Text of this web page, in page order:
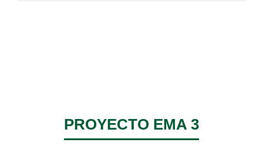
PROYECTO EMA 3​